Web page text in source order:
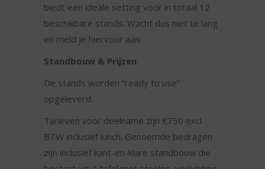
biedt een ideale setting voor in totaal 12
beschikbare stands. Wacht dus niet te lang
en meld je hiervoor aan.
Standbouw & Prijzen
De stands worden “ready to use”
opgeleverd.
Tarieven voor deelname zijn €750 excl.
BTW inclusief lunch. Genoemde bedragen
zijn inclusief kant-en-klare standbouw die